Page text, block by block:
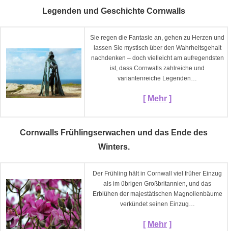
Legenden und Geschichte Cornwalls
Sie regen die Fantasie an, gehen zu Herzen und
lassen Sie mystisch über den Wahrheitsgehalt
nachdenken – doch vielleicht am aufregendsten
ist, dass Cornwalls zahlreiche und
variantenreiche Legenden…
[ Mehr]
Cornwalls Frühlingserwachen und das Ende des
Winters.
Der Frühling hält in Cornwall viel früher Einzug
als im übrigen Großbritannien, und das
Erblühen der majestätischen Magnolienbäume
verkündet seinen Einzug…
[ Mehr]